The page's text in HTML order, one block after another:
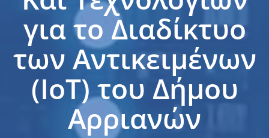
για το Διαδίκτυο
των Αντικειμένων
(IoT) του Δήμου
Αρριανών